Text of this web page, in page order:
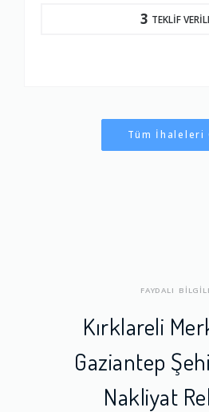
3 TEKLİF
Tüm İhaleleri
FAYDALI
Kırklareli
Gaziantep
Nakliyat